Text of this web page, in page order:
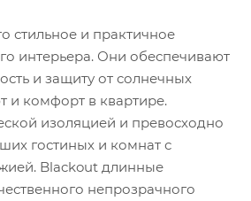
стильное и практичное
интерьера. Они обеспечивают
и защиту от солнечных
и комфорт в квартире.
изоляцией и превосходно
гостиных и комнат с
Blackout длинные
непрозрачного